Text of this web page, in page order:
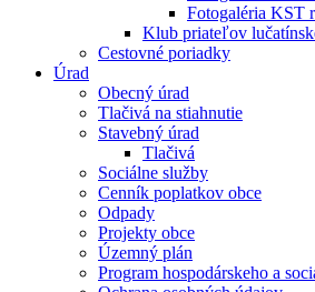
Fotogaléria KST
Klub priateľov
Cestovné poriadky
Úrad
Obecný úrad
Tlačivá na stiahnutie
Stavebný úrad
Tlačivá
Sociálne služby
Cenník poplatkov obce
Odpady
Projekty obce
Územný plán
Program hospodárskeho a